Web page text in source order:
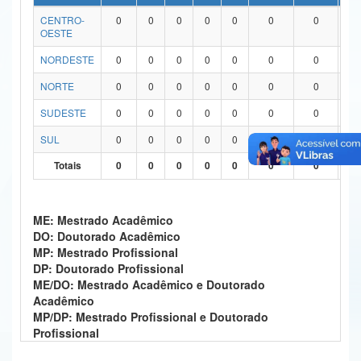
Ministério da Ciência, Tecnologia, Inovações e Comunicações
Ministério do Turismo
Ministério do Desenvolvimento Regional
Ministério da Mulher, da Família e dos Direitos Humanos
Banco Central do Brasil
CENTRO-
OESTE
0 0 0 0 0 0 0
NORDESTE 0 0 0 0 0 0 0
NORTE
0 0 0 0 0 0 0
SUDESTE
0 0 0 0 0 0 0
SUL
0 0 0 0 0 0 0
0
Totais
0 0 0 0 0 0 0 0
ME: Mestrado Acadêmico
DO: Doutorado Acadêmico
MP: Mestrado Profissional
DP: Doutorado Profissional
ME/DO: Mestrado Acadêmico e Doutorado
Acadêmico
MP/DP: Mestrado Profissional e Doutorado
Profissional